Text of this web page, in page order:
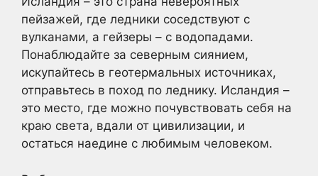
пейзажей, где ледники соседствуют с
вулканами, а гейзеры – с водопадами.
Понаблюдайте за северным сиянием,
искупайтесь в геотермальных источниках,
отправьтесь в поход по леднику. Исландия –
это место, где можно почувствовать себя на
краю света, вдали от цивилизации, и
остаться наедине с любимым человеком.